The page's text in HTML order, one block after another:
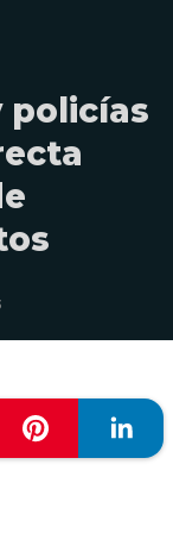
policías